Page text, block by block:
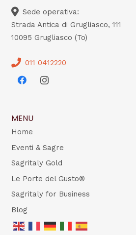
Sede operativa:
Strada Antica di Grugliasco, 111
10095 Grugliasco (To)
011 0412220
MENU
Home
Eventi & Sagre
Sagritaly Gold
Le Porte del Gusto®
Sagritaly for Business
Blog